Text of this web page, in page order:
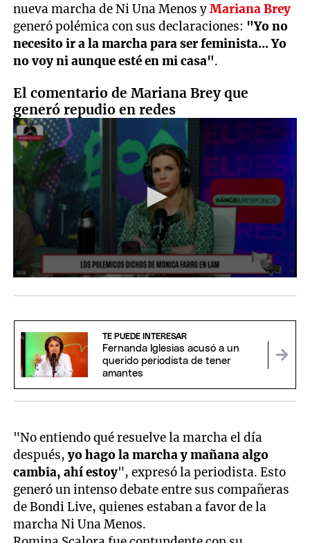
nueva marcha de Ni Una Menos yMariana Brey
generó polémica con sus declaraciones: "Yo no
necesito ir a la marcha para ser feminista... Yo
no voy ni aunque esté en mi casa".
El comentario de Mariana Brey que
generó repudio en redes
TE PUEDE INTERESAR
Fernanda Iglesias acusó a un
querido periodista de tener
amantes
"No entiendo qué resuelve la marcha el día
después,yo hago la marcha y mañana algo
cambia, ahí estoy", expresó la periodista. Esto
generó un intenso debate entre sus compañeras
de Bondi Live, quienes estaban a favor de la
marcha Ni Una Menos.